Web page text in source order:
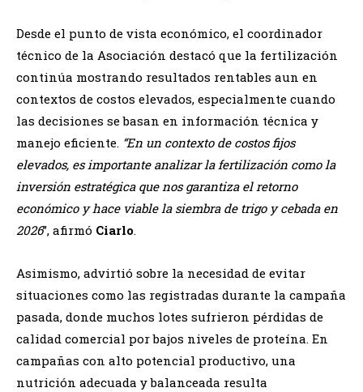
Desde el punto de vista económico, el coordinador
técnico de la Asociación destacó que la fertilización
continúa mostrando resultados rentables aun en
contextos de costos elevados, especialmente cuando
las decisiones se basan en información técnica y
manejo eficiente. “En un contexto de costos fijos
elevados, es importante analizar la fertilización como la
inversión estratégica que nos garantiza el retorno
económico y hace viable la siembra de trigo y cebada en
2026”, afirmó Ciarlo.
Asimismo, advirtió sobre la necesidad de evitar
situaciones como las registradas durante la campaña
pasada, donde muchos lotes sufrieron pérdidas de
calidad comercial por bajos niveles de proteína. En
campañas con alto potencial productivo, una
nutrición adecuada y balanceada resulta